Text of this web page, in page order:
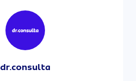
dr.consulta